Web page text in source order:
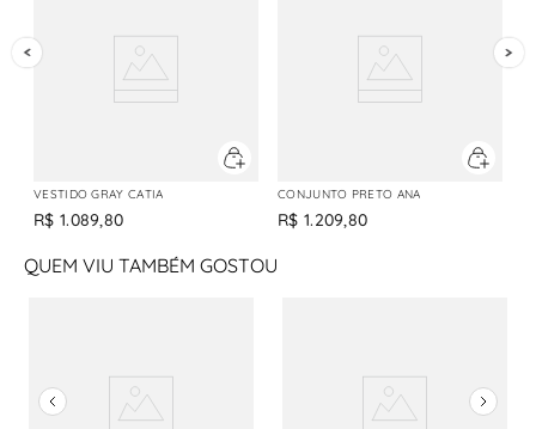
VESTIDO GRAY CATIA
R$ 1.089,80
CONJUNTO PRETO ANA
R$ 1.209,80
QUEM VIU TAMBÉM GOSTOU